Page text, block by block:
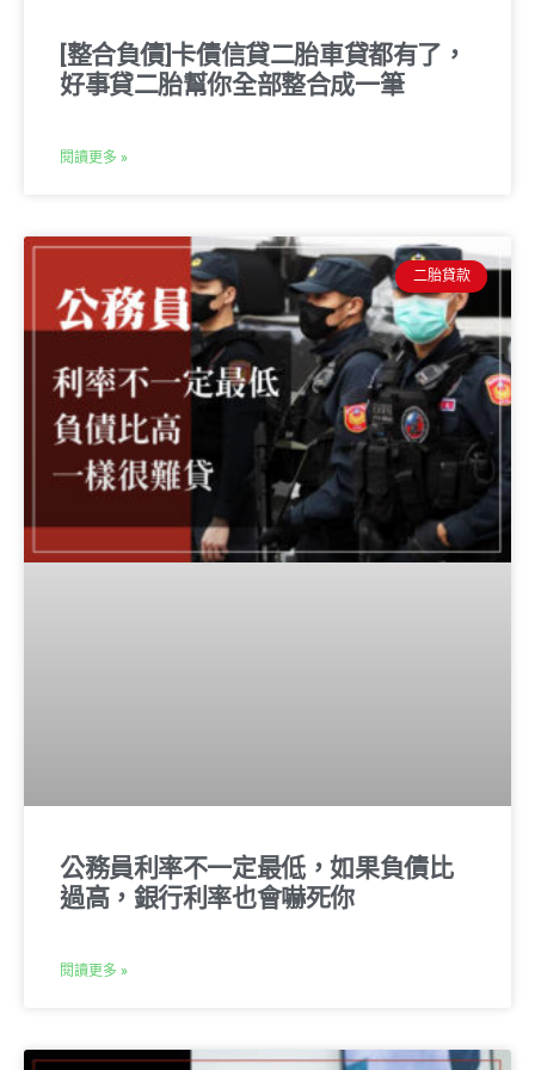
[整合負債]卡債信貸二胎車貸都有了，
好事貸二胎幫你全部整合成一筆
閱讀更多 »
二胎貸款
公務員利率不一定最低，如果負債比
過高，銀行利率也會嚇死你
閱讀更多 »